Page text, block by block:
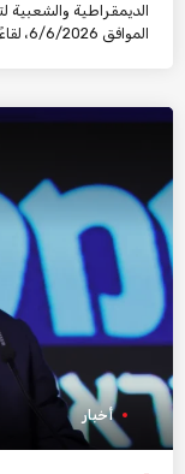
الديمقراطية والشعبية
الموافق 6/6/2026، لقاءً […]
أخبار